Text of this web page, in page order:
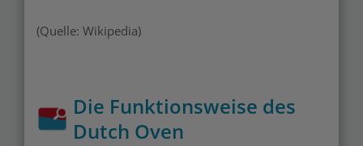
(Quelle: Wikipedia)
Die Funktionsweise des
Dutch Oven